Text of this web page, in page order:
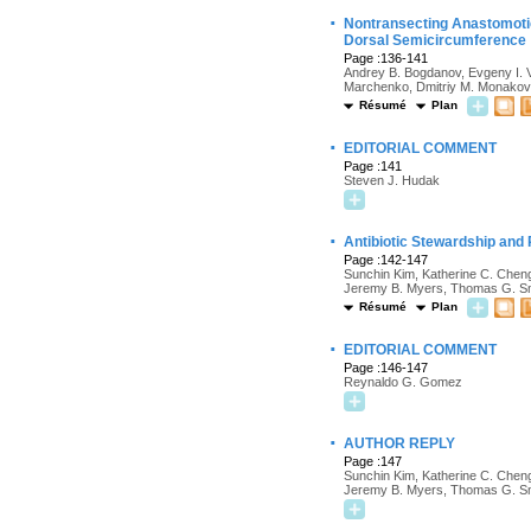
·
Nontransecting
Dorsal Semicircumference
Page :136-141
Andrey B. Bogdanov, Evgeny I.
Marchenko, Dmitriy M.
Résumé Plan
· EDITORIAL COMMENT
Page :141
Steven J. Hudak
· Antibiotic Stewardship
Page :142-147
Sunchin Kim, Katherine C.
Jeremy B. Myers, Thomas G.
Résumé Plan
· EDITORIAL COMMENT
Page :146-147
Reynaldo G. Gomez
· AUTHOR REPLY
Page :147
Sunchin Kim, Katherine C.
Jeremy B. Myers, Thomas G.